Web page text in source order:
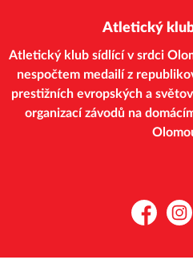
Atletický
Atletický klub sídlící v srdci
nespočtem medailí z
prestižních evropských a
organizací závodů na
Facebook